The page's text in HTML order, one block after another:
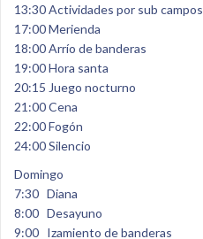
13:30 Actividades por sub campos
17:00 Merienda
18:00 Arrío de banderas
19:00 Hora santa
20:15 Juego nocturno
21:00 Cena
22:00 Fogón
24:00 Silencio
Domingo
7:30 Diana
8:00 Desayuno
9:00 Izamiento de banderas